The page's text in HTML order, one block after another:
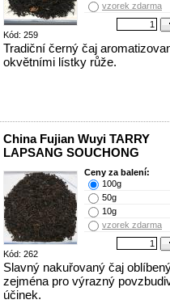
Kód: 259
vzorek zdarma
Tradiční černý čaj
okvětními lístky růže.
China Fujian Wuyi TARRY
LAPSANG SOUCHONG
Kód: 262
Ceny za balení:
100g
50g
10g
vzorek zdarma
Slavný nakuřovaný čaj
zejména pro výrazný
účinek.